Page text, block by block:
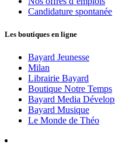
Candidature spontanée
Les boutiques en ligne
Bayard Jeunesse
Milan
Librairie Bayard
Boutique Notre Temps
Bayard Media
Bayard Musique
Le Monde de Théo